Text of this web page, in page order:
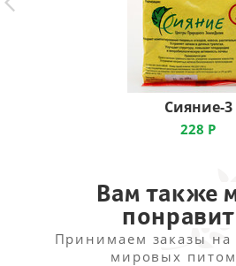
Сияние-3
228 Р
Вам также
Принимаем заказы
мировых